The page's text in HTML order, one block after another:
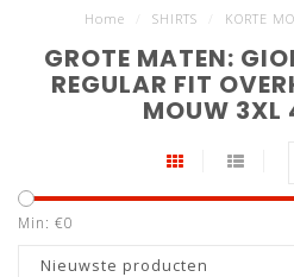
Home SHIRTS KORTE
GROTE MATEN:
REGULAR FIT
MOUW 3XL
Min: €0
Nieuwste producten